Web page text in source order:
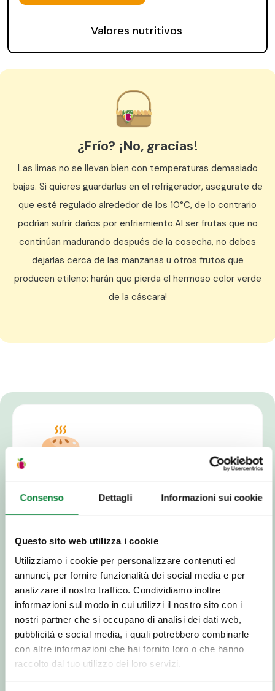
Consenso Dettagli Informazioni sui cookie
Questo sito web utilizza i cookie
Utilizziamo i cookie per personalizzare contenuti ed
annunci, per fornire funzionalità dei social media e per
analizzare il nostro traffico. Condividiamo inoltre
informazioni sul modo in cui utilizzi il nostro sito con i
nostri partner che si occupano di analisi dei dati web,
pubblicità e social media, i quali potrebbero combinarle
con altre informazioni che hai fornito loro o che hanno
raccolto dal tuo utilizzo dei loro servizi.
Valores nutritivos
¿Frío? ¡No, gracias!
Las limas no se llevan bien con temperaturas demasiado
bajas. Si quieres guardarlas en el refrigerador, asegurate de
que esté regulado alrededor de los 10°C, de lo contrario
podrían sufrir daños por enfriamiento.Al ser frutas que no
continúan madurando después de la cosecha, no debes
dejarlas cerca de las manzanas u otros frutos que
producen etileno: harán que pierda el hermoso color verde
de la cáscara!
Cómo se prepara
Con el jugo de lima se pueden hacer los
hecho, el fruto más usado por los bartenders!
lima también se puede usar como alternativa al
limón para platos principales y secundarios,
condimentos y en recetas tradicionales indias
acompañadas de curry.Para una excelente
merienda natural, rocíe unas gotas de jugo
sobre una palta y agregue una pizca de sal.